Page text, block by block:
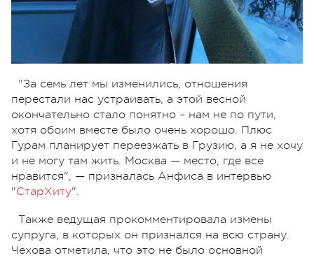
"За семь лет мы изменились, отношения
перестали нас устраивать, а этой весной
окончательно стало понятно – нам не по пути,
хотя обоим вместе было очень хорошо. Плюс
Гурам планирует переезжать в Грузию, а я не хочу
и не могу там жить. Москва — место, где все
нравится", — призналась Анфиса в интервью
"СтарХиту".
Также ведущая прокомментировала измены
супруга, в которых он признался на всю страну.
Чехова отметила, что это не было основной